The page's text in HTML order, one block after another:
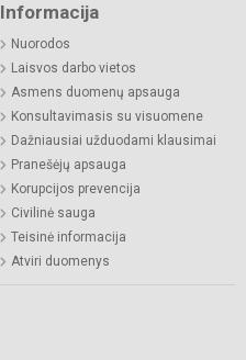
Informacija
Nuorodos
Laisvos darbo vietos
Asmens duomenų apsauga
Konsultavimasis su visuomene
Dažniausiai užduodami klausimai
Pranešėjų apsauga
Korupcijos prevencija
Civilinė sauga
Teisinė informacija
Atviri duomenys